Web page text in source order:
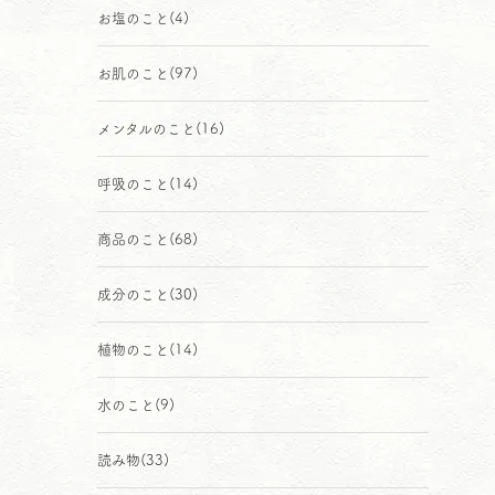
お塩のこと (4)
お肌のこと (97)
メンタルのこと (16)
呼吸のこと (14)
商品のこと (68)
成分のこと (30)
植物のこと (14)
水のこと (9)
読み物(33)